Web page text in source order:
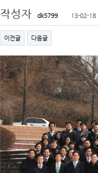
작성자 dk5799 13-02-18
이전글 다음글